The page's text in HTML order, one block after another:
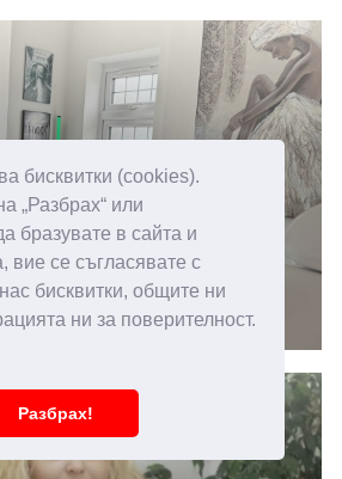
бисквитки (cookies).
„Разбрах“ или
бразувате в сайта и
вие се съгласявате с
бисквитки, общите ни
ни за поверителност.
Разбрах!
към звуци, какви са